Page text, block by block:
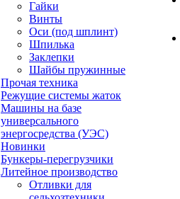
Гайки
Винты
Оси (под шплинт)
Шпилька
Заклепки
Шайбы пружинные
Прочая техника
Режущие системы жаток
Машины на базе
универсального
энергосредства (УЭС)
Новинки
Бункеры-перегрузчики
Литейное производство
Отливки для